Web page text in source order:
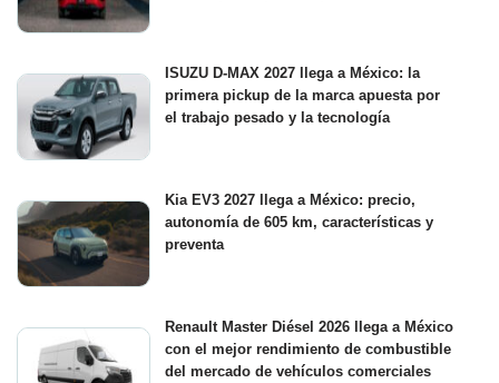
ISUZU D-MAX 2027 llega a México: la
primera pickup de la marca apuesta por
el trabajo pesado y la tecnología
Kia EV3 2027 llega a México: precio,
autonomía de 605 km, características y
preventa
Renault Master Diésel 2026 llega a México
con el mejor rendimiento de combustible
del mercado de vehículos comerciales